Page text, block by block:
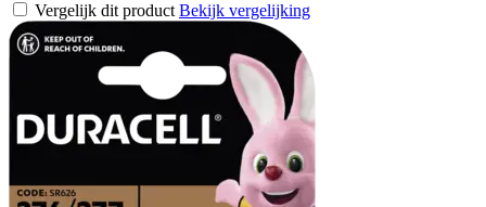
Vergelijk dit product Bekijk vergelijking